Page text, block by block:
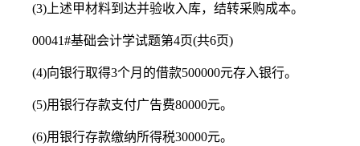
(3)上述甲材料到达并验收入库，结转采购成本。
00041#基础会计学试题第4页(共6页)
(4)向银行取得3个月的借款500000元存入银行。
(5)用银行存款支付广告费80000元。
(6)用银行存款缴纳所得税30000元。